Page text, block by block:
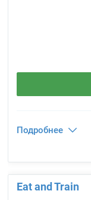
Подробнее
Eat and Train